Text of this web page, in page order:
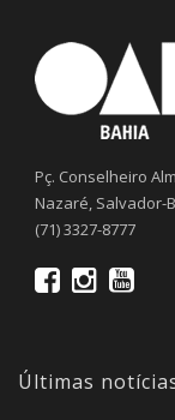
Pç. Conselheiro
Nazaré, Salvador-
(71) 3327-8777
Últimas